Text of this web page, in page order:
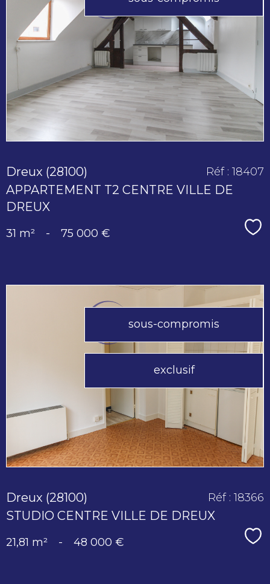
voir le
bien
Dreux (28100)
APPARTEMENT T2 CENTRE VILLE DE
DREUX
Réf : 18407
31 m² - 75 000 €
sous-compromis
exclusif
voir le
bien
Dreux (28100)
STUDIO CENTRE VILLE DE DREUX
Réf : 18366
21,81 m² - 48 000 €